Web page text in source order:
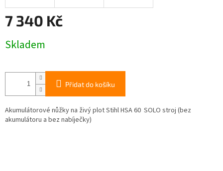
7 340 Kč
cena:
Skladem
Přidat do košíku
Akumulátorové nůžky na živý plot Stihl HSA 60 SOLO stroj (bez
akumulátoru a bez nabíječky)